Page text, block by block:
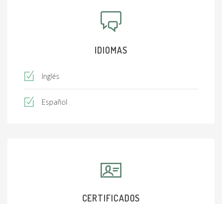
IDIOMAS
Inglés
Español
CERTIFICADOS